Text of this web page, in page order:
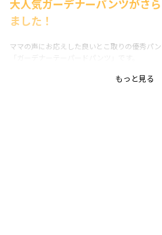
大人気ガーデナーパンツがさ
ました！
ママの声にお応えした良いとこ取りの優秀パ
もっと見る